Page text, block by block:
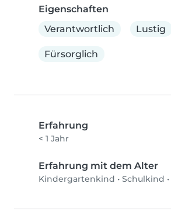
Eigenschaften
Verantwortlich
Lustig
Fürsorglich
Erfahrung
< 1 Jahr
Erfahrung mit dem Alter
Kindergartenkind • Schulkind •